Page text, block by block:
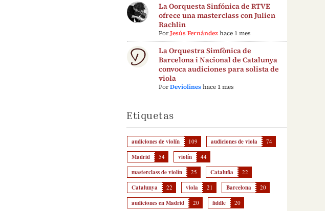
La Oorquesta Sinfónica de RTVE
ofrece una masterclass con Julien
Rachlin
PorJesús Fernández hace 1 mes
La Orquestra Simfònica de
Barcelona i Nacional de Catalunya
convoca audiciones para solista de
viola
PorDeviolines hace 1 mes
Etiquetas
audiciones de violín 109 audiciones de viola 74
Madrid 54 violín 44
masterclass de violín 25 Cataluña 22
Catalunya 22 viola 21 Barcelona 20
audiciones en Madrid 20 fiddle 20